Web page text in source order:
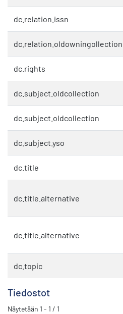
dc.relation.issn
dc.relation.oldowningollection
dc.rights
dc.subject.oldcollection
dc.subject.oldcollection
dc.subject.yso
dc.title
dc.title.alternative
dc.title.alternative
dc.topic
Tiedostot
Näytetään 1 - 1 / 1